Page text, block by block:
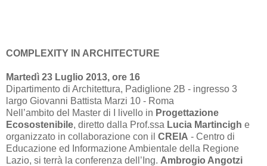
COMPLEXITY IN ARCHITECTURE
Martedì 23 Luglio 2013, ore 16
Dipartimento di Architettura, Padiglione 2B - ingresso 3
largo Giovanni Battista Marzi 10 - Roma
Nell’ambito del Master di I livello in Progettazione
Ecosostenibile, diretto dalla Prof.ssa Lucia Martincigh e
organizzato in collaborazione con il CREIA - Centro di
Educazione ed Informazione Ambientale della Regione
Lazio, si terrà la conferenza dell’Ing. Ambrogio Angotzi